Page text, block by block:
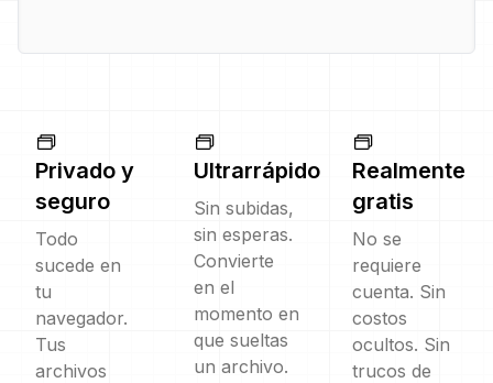
Privado y
seguro
Todo
sucede en
tu
navegador.
Tus
archivos
Ultrarrápido
Sin subidas,
sin esperas.
Convierte
en el
momento en
que sueltas
un archivo.
Realmente
gratis
No se
requiere
cuenta. Sin
costos
ocultos. Sin
trucos de